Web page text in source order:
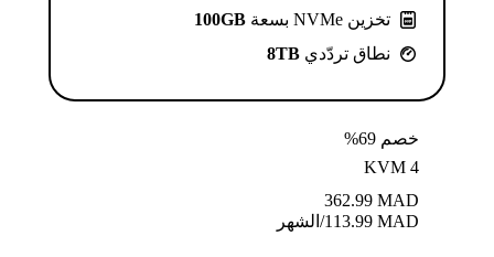
تخزين NVMe بسعة
100GB
نطاق تردّدي 8TB
خصم 69%
KVM 4
MAD
362.99
MAD
113.99/الشهر